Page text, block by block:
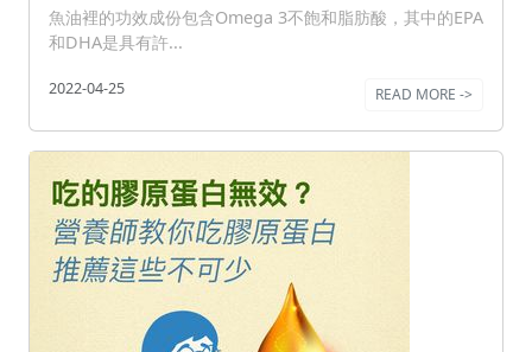
魚油裡的功效成份包含Omega 3不飽和脂肪酸，其中的EPA
和DHA是具有許...
2022-04-25 READ MORE ->